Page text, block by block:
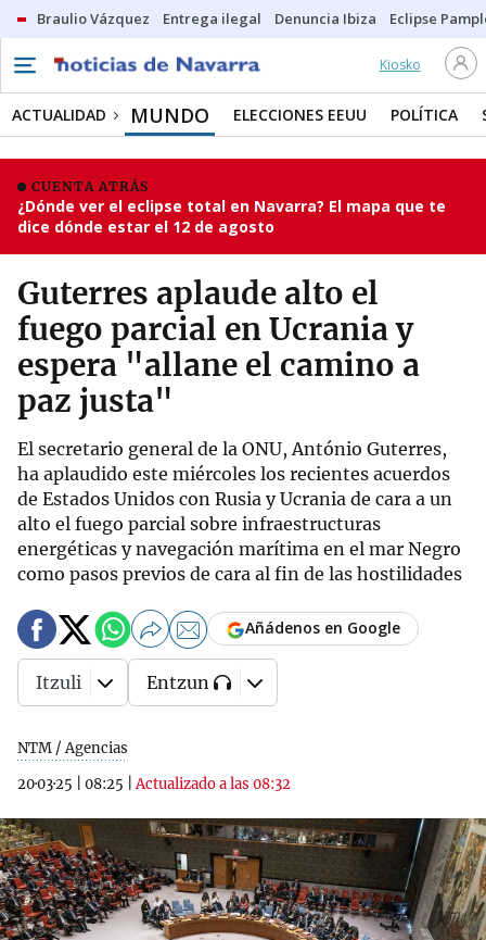
Braulio Vázquez Entrega ilegal Denuncia Ibiza Eclipse
Kiosko
ACTUALIDAD MUNDO ELECCIONES EEUU POLÍTICA
CUENTA ATRÁS
¿Dónde ver el eclipse total en Navarra? El mapa que te
dice dónde estar el 12 de agosto
Guterres aplaude alto el
fuego parcial en Ucrania y
espera "allane el camino a
paz justa"
El secretario general de la ONU, António Guterres,
ha aplaudido este miércoles los recientes acuerdos
de Estados Unidos con Rusia y Ucrania de cara a un
alto el fuego parcial sobre infraestructuras
energéticas y navegación marítima en el mar Negro
como pasos previos de cara al fin de las hostilidades
NTM / Agencias
20·03·25
08:25 |Actualizado a las 08:32
Añádenos en Google
Itzuli Entzun